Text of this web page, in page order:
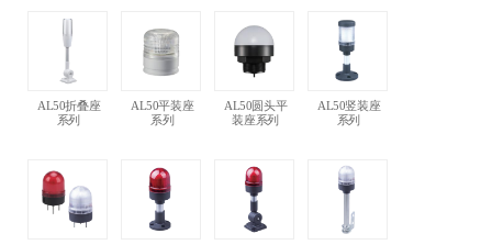
AL50折叠座
系列
AL50平装座
系列
AL50圆头平
装座系列
AL50竖装座
系列